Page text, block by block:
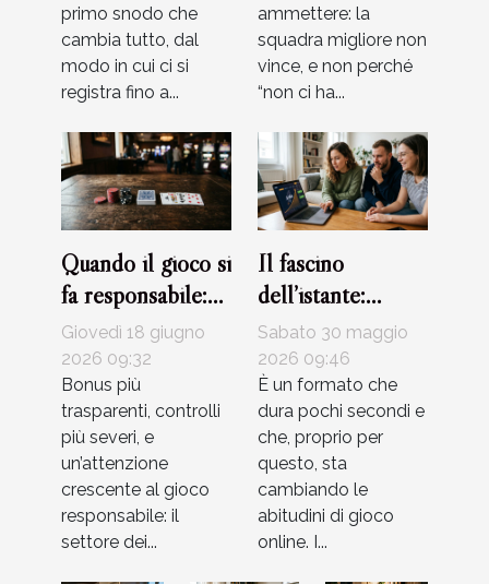
primo snodo che
cambia tutto, dal
modo in cui ci si
registra fino a...
ammettere: la
squadra migliore non
vince, e non perché
“non ci ha...
Quando il gioco si
fa responsabile:
attualità e limiti
nei bonus dei
casinò
Giovedì 18 giugno
2026 09:32
Bonus più
trasparenti, controlli
più severi, e
un’attenzione
crescente al gioco
responsabile: il
settore dei...
Il fascino
dell’istante:
perché i crash
game stanno
rivoluzionando il
gioco d’azzardo
Sabato 30 maggio
2026 09:46
È un formato che
dura pochi secondi e
che, proprio per
questo, sta
cambiando le
abitudini di gioco
online. I...